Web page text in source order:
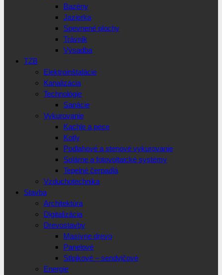
Bazény
Jazierka
Spevnené plochy
Trávnik
Výsadba
TZB
Elektroinštalácie
Kanalizácia
Technológie
Sanácie
Vykurovanie
Kachle a pece
Kotly
Podlahové a stenové vykurovanie
Solárne a fotovoltaické systémy
Tepelné čerpadlá
Vzduchotechnika
Stavba
Architektúra
Digitalizácia
Drevostavby
Masívne drevo
Panelové
Stlpikové – sendvičové
Energie